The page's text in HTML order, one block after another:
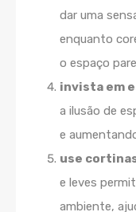
dar uma
enquanto
o espaço
invista em
a ilusão de
e
use
e leves
ambiente,